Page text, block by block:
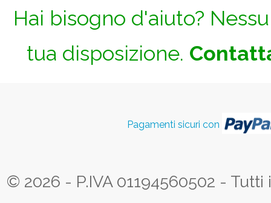
Hai bisogno d'aiuto?
tua disposizione.
Pagamenti sicuri con
© 2026 - P.IVA 01194560502 -